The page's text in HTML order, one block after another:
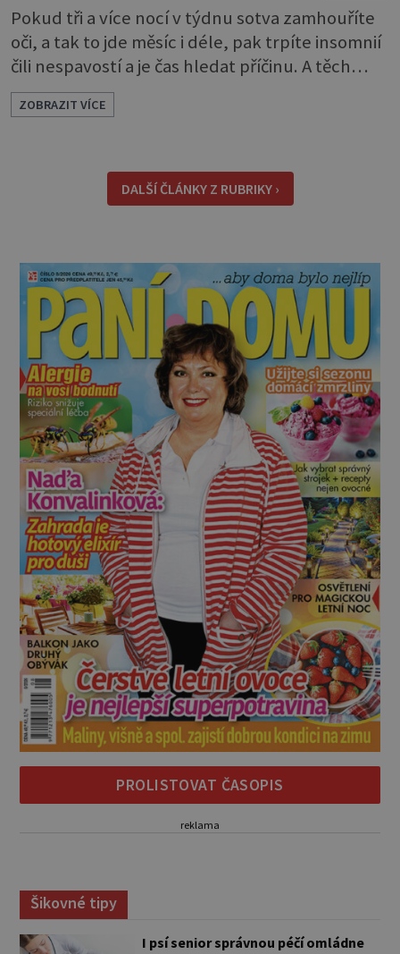
Pokud tři a více nocí v týdnu sotva zamhouříte
oči, a tak to jde měsíc i déle, pak trpíte insomnií
čili nespavostí a je čas hledat příčinu. A těch
může být celá řada. Vlastně váš spánek může
rušit skoro cokoli. Nicméně některé důvody
pracujete na směny. Noční práce či jakékoli
nepřirozené bdě
ZOBRAZIT VÍCE
DALŠÍ ČLÁNKY Z RUBRIKY ›
PROLISTOVAT ČASOPIS
reklama
Šikovné tipy
I psí senior správnou péčí omládne